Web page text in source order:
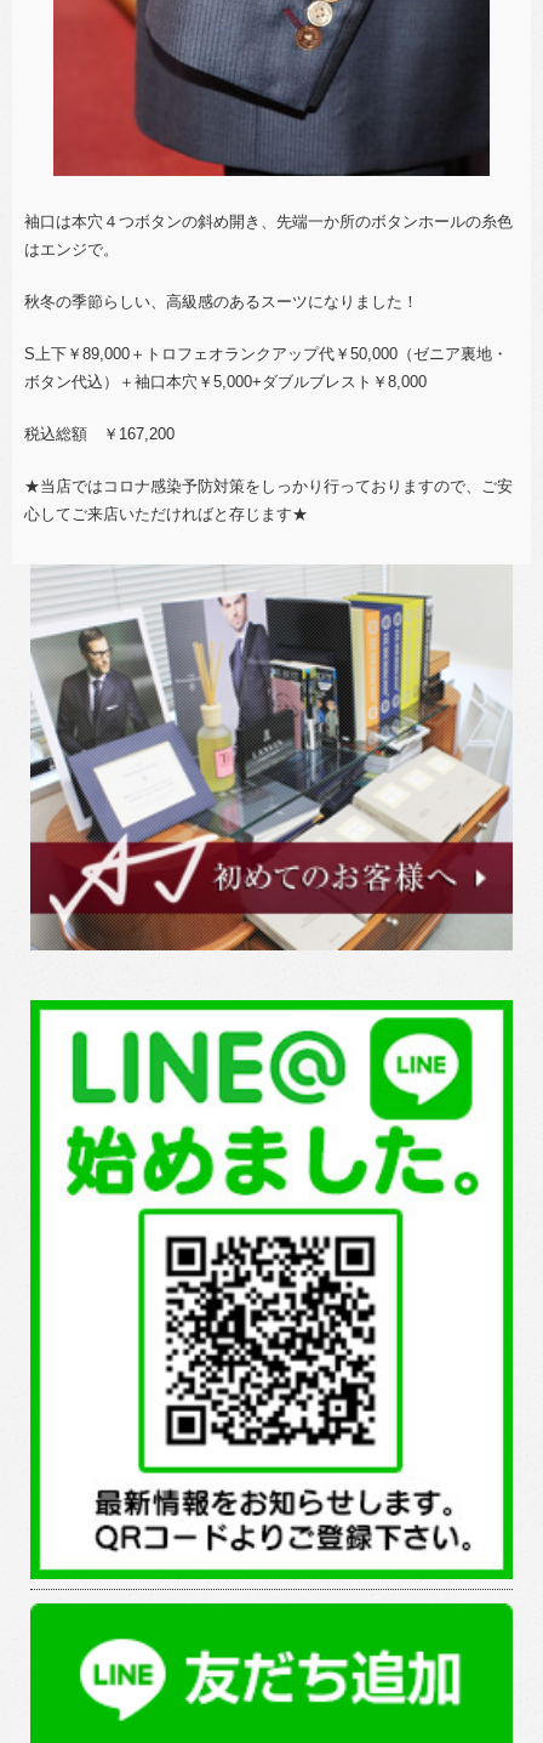
袖口は本穴４つボタンの斜め開き、先端一か所のボタンホールの糸色
はエンジで。
秋冬の季節らしい、高級感のあるスーツになりました！
S上下￥89,000＋トロフェオランクアップ代￥50,000（ゼニア裏地・
ボタン代込）＋袖口本穴￥5,000+ダブルブレスト￥8,000
税込総額 ￥167,200
★当店ではコロナ感染予防対策をしっかり行っておりますので、ご安
心してご来店いただければと存じます★